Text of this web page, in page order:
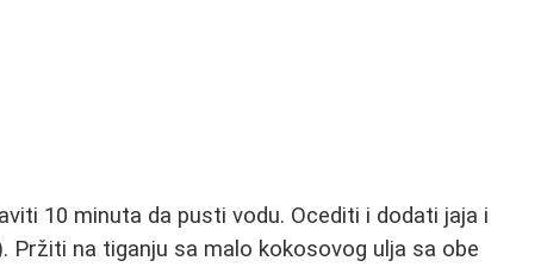
10 minuta da pusti vodu. Ocediti i dodati jaja i
Pržiti na tiganju sa malo kokosovog ulja sa obe